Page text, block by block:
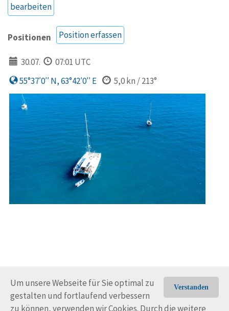
Verstanden
Um unsere Webseite für Sie optimal zu
gestalten und fortlaufend verbessern
zu können, verwenden wir Cookies. Durch die weitere
bearbeiten
Positionen Position erfassen
30.07.
07:01 UTC
55°37′0′′ N, 63°42′0′′ E
5,0 kn / 213°
© Trans-Ocean e.V. 2010-2026 Impressum